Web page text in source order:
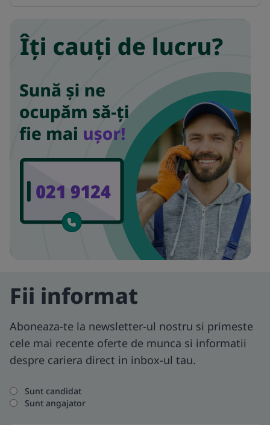
Fii informat
Aboneaza-te la newsletter-ul nostru si primeste
cele mai recente oferte de munca si informatii
despre cariera direct in inbox-ul tau.
Sunt candidat
Sunt angajator